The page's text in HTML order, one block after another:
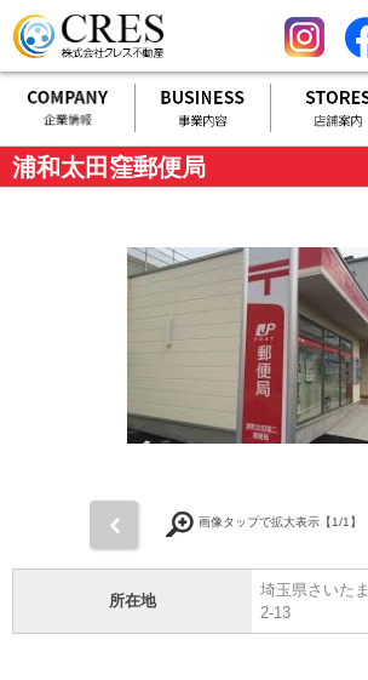
浦和太田窪郵便局
画像タップで拡大表示【1/1】
所在地
埼玉県さいた
2-13